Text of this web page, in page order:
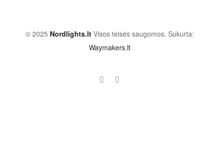
© 2025 Nordlights.ltVisos teisės saugomos. Sukurta:
Waymakers.lt